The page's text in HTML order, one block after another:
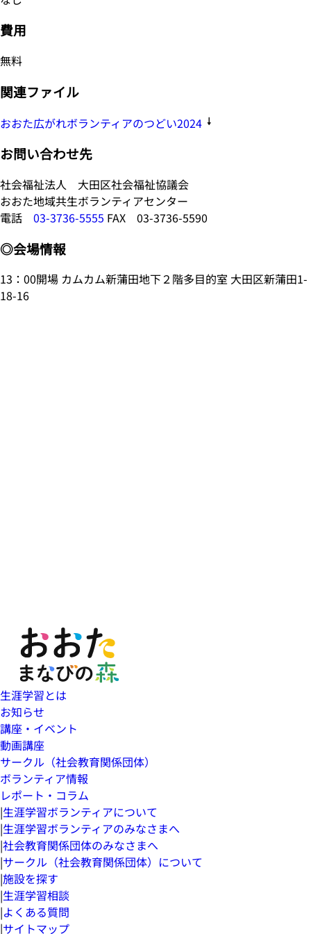
費用
無料
関連ファイル
おおた広がれボランティアのつどい2024
お問い合わせ先
社会福祉法人 大田区社会福祉協議会
おおた地域共生ボランティアセンター
電話 03-3736-5555 FAX 03-3736-5590
◎会場情報
13：00開場 カムカム新蒲田地下２階多目的室 大田区新蒲田1-
18-16
生涯学習とは
お知らせ
講座・イベント
動画講座
サークル（社会教育関係団体）
ボランティア情報
レポート・コラム
|生涯学習ボランティアについて
|生涯学習ボランティアのみなさまへ
|社会教育関係団体のみなさまへ
|サークル（社会教育関係団体）について
|施設を探す
|生涯学習相談
|よくある質問
|サイトマップ